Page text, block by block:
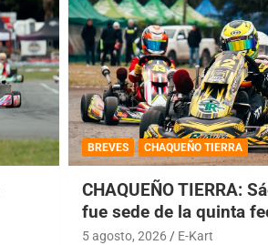
BREVES CHAQUEÑO TIERRA
CHAQUEÑO TIERRA:
fue sede de la quinta
5 agosto, 2026 E-Kart